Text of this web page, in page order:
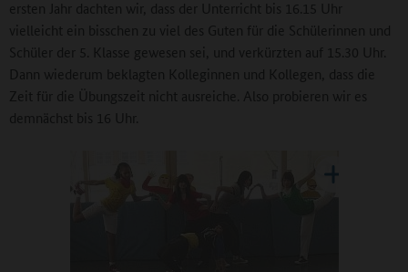
ersten Jahr dachten wir, dass der Unterricht bis 16.15 Uhr
vielleicht ein bisschen zu viel des Guten für die Schülerinnen und
Schüler der 5. Klasse gewesen sei, und verkürzten auf 15.30 Uhr.
Dann wiederum beklagten Kolleginnen und Kollegen, dass die
Zeit für die Übungszeit nicht ausreiche. Also probieren wir es
demnächst bis 16 Uhr.